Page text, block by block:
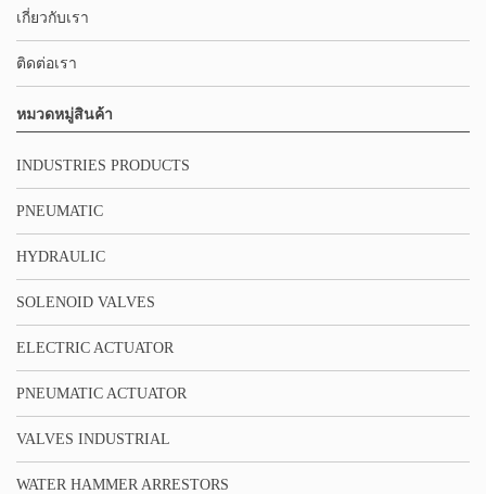
เกี่ยวกับเรา
ติดต่อเรา
หมวดหมู่สินค้า
INDUSTRIES PRODUCTS
PNEUMATIC
HYDRAULIC
SOLENOID VALVES
ELECTRIC ACTUATOR
PNEUMATIC ACTUATOR
VALVES INDUSTRIAL
WATER HAMMER ARRESTORS